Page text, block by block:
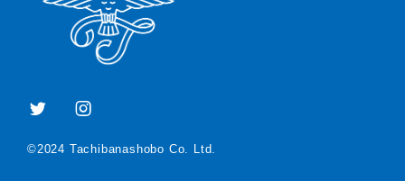
©2024 Tachibanashobo Co. Ltd.